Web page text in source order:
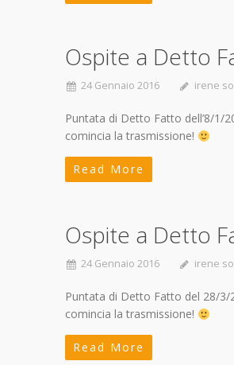
Ospite a Detto
24 Gennaio 2016 irene
Puntata di Detto Fatto dell’8/1/
comincia la trasmissione!
Read More
Ospite a Detto
24 Gennaio 2016 irene
Puntata di Detto Fatto del 28/
comincia la trasmissione!
Read More